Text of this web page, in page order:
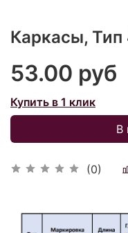
Каркасы,
(0)
53.00 руб
Купить в 1 клик
В